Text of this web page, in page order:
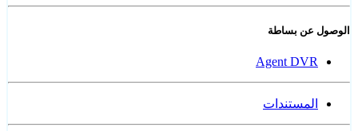
الوصول عن بساطة
Agent DVR
المستندات